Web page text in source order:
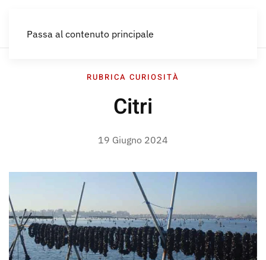
Passa al contenuto principale
RUBRICA CURIOSITÀ
Citri
19 Giugno 2024